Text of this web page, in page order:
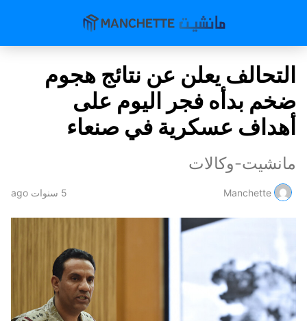
التحالف يعلن عن نتائج هجوم
ضخم بدأه فجر اليوم على
أهداف عسكرية في صنعاء
مانشيت-وكالات
Manchette 5 سنوات ago